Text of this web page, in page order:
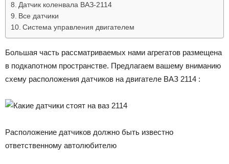
Датчик коленвала ВАЗ-2114
Все датчики
Система управления двигателем
Большая часть рассматриваемых нами агрегатов размещена
в подкапотном пространстве. Предлагаем вашему вниманию
схему расположения датчиков на двигателе ВАЗ 2114 :
Расположение датчиков должно быть известно
ответственному автолюбителю